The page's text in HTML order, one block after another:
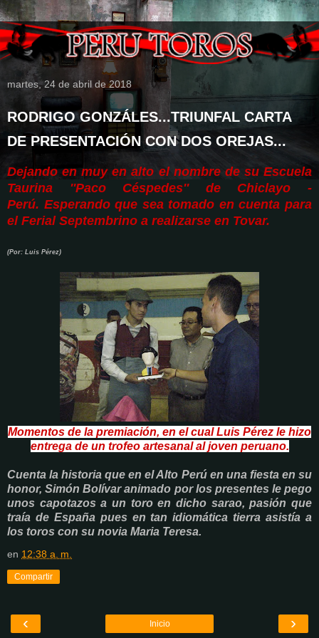
martes, 24 de abril de 2018
RODRIGO GONZÁLES...TRIUNFAL CARTA
DE PRESENTACIÓN CON DOS OREJAS...
Dejando en muy en alto el nombre de su Escuela
Taurina ''Paco Céspedes'' de Chiclayo -
Perú. Esperando que sea tomado en cuenta para
el Ferial Septembrino a realizarse en Tovar.
(Por: Luis Pérez)
Momentos de la premiación, en el cual Luis Pérez le hizo
entrega de un trofeo artesanal al joven peruano.
Cuenta la historia que en el Alto Perú en una fiesta en su
honor, Simón Bolívar animado por los presentes le pego
unos capotazos a un toro en dicho sarao, pasión que
traía de España pues en tan idiomática tierra asistía a
los toros con su novia Maria Teresa.
en 12:38 a. m.
Compartir
‹ ›
Inicio